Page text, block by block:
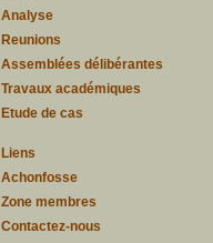
Analyse
Reunions
Assemblées délibérantes
Travaux académiques
Etude de cas
Liens
Achonfosse
Zone membres
Contactez-nous